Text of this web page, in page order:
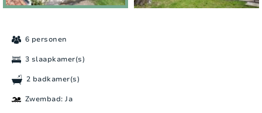
6 personen
3 slaapkamer(s)
2 badkamer(s)
Zwembad: Ja